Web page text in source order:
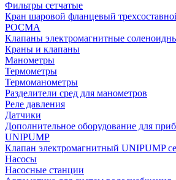
Фильтры сетчатые
Кран шаровой фланцевый
РОСМА
Клапаны электромагнитные
Краны и клапаны
Манометры
Термометры
Термоманометры
Разделители сред для манометров
Реле давления
Датчики
Дополнительное оборудование для
UNIPUMP
Клапан электромагнитный UNIPUMP
Насосы
Насосные станции